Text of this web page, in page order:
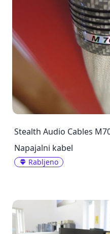
Stealth Audio Cables
Napajalni kabel
Rabljeno